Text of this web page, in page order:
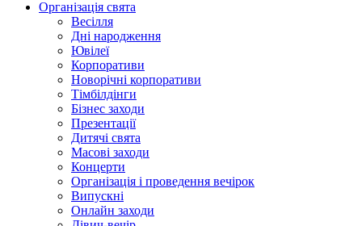
Організація свята
Весілля
Дні народження
Ювілеї
Корпоративи
Новорічні корпоративи
Тімбілдінги
Бізнес заходи
Презентації
Дитячі свята
Масові заходи
Концерти
Організація і проведення вечірок
Випускні
Онлайн заходи